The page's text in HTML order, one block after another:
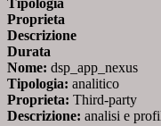
Tipologia
Proprieta
Descrizione
Durata
Nome: dsp_app_nexus
Tipologia: analitico
Proprieta: Third-party
Descrizione: analisi e